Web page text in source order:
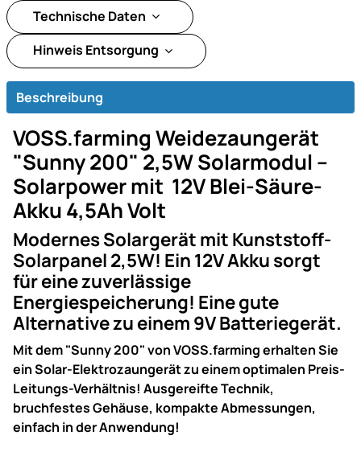
Technische Daten
Hinweis Entsorgung
Beschreibung
VOSS.farming Weidezaungerät
"Sunny 200" 2,5W Solarmodul –
Solarpower mit 12V Blei-Säure-
Akku 4,5Ah Volt
Modernes Solargerät mit Kunststoff-
Solarpanel 2,5W! Ein 12V Akku sorgt
für eine zuverlässige
Energiespeicherung! Eine gute
Alternative zu einem 9V Batteriegerät.
Mit dem "Sunny 200" von VOSS.farming erhalten Sie
ein Solar-Elektrozaungerät zu einem optimalen Preis-
Leitungs-Verhältnis! Ausgereifte Technik,
bruchfestes Gehäuse, kompakte Abmessungen,
einfach in der Anwendung!